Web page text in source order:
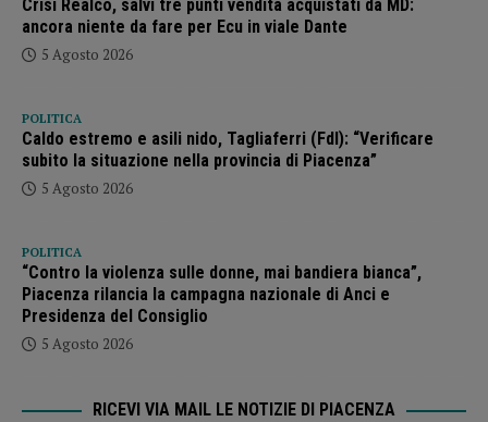
Crisi Realco, salvi tre punti vendita acquistati da MD:
ancora niente da fare per Ecu in viale Dante
5 Agosto 2026
POLITICA
Caldo estremo e asili nido, Tagliaferri (FdI): “Verificare
subito la situazione nella provincia di Piacenza”
5 Agosto 2026
POLITICA
“Contro la violenza sulle donne, mai bandiera bianca”,
Piacenza rilancia la campagna nazionale di Anci e
Presidenza del Consiglio
5 Agosto 2026
RICEVI VIA MAIL LE NOTIZIE DI PIACENZA